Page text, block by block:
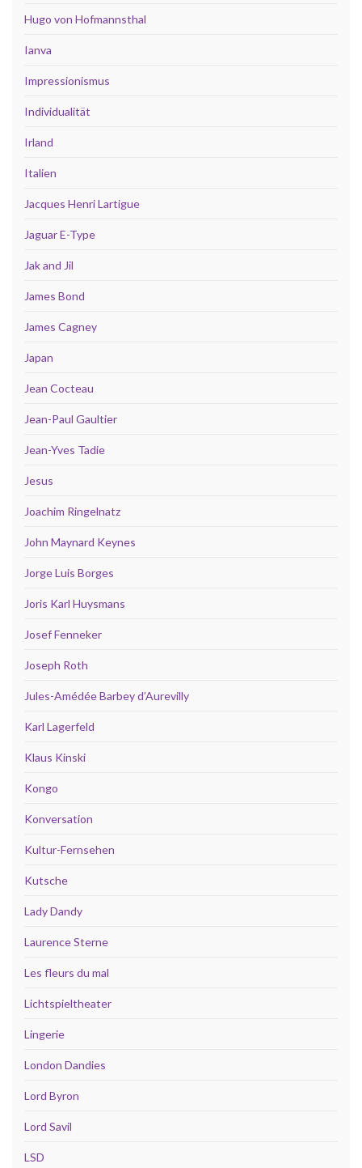
Hugo von Hofmannsthal
Ianva
Impressionismus
Individualität
Irland
Italien
Jacques Henri Lartigue
Jaguar E-Type
Jak and Jil
James Bond
James Cagney
Japan
Jean Cocteau
Jean-Paul Gaultier
Jean-Yves Tadie
Jesus
Joachim Ringelnatz
John Maynard Keynes
Jorge Luis Borges
Joris Karl Huysmans
Josef Fenneker
Joseph Roth
Jules-Amédée Barbey d’Aurevilly
Karl Lagerfeld
Klaus Kinski
Kongo
Konversation
Kultur-Fernsehen
Kutsche
Lady Dandy
Laurence Sterne
Les fleurs du mal
Lichtspieltheater
Lingerie
London Dandies
Lord Byron
Lord Savil
LSD